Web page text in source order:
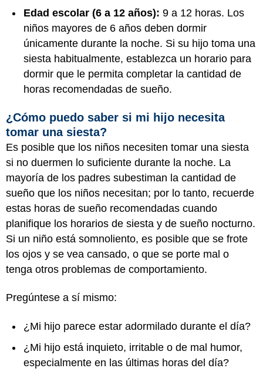
Edad escolar (6 a 12 años): 9 a 12 horas. Los
niños mayores de 6 años deben dormir
únicamente durante la noche. Si su hijo toma una
siesta habitualmente, establezca un horario para
dormir que le permita completar la cantidad de
horas recomendadas de sueño.
¿Cómo puedo saber si mi hijo necesita
tomar una siesta?
Es posible que los niños necesiten tomar una siesta
si no duermen lo suficiente durante la noche. La
mayoría de los padres subestiman la cantidad de
sueño que los niños necesitan; por lo tanto, recuerde
estas horas de sueño recomendadas cuando
planifique los horarios de siesta y de sueño nocturno.
Si un niño está somnoliento, es posible que se frote
los ojos y se vea cansado, o que se porte mal o
tenga otros problemas de comportamiento.
Pregúntese a sí mismo:
¿Mi hijo parece estar adormilado durante el día?
¿Mi hijo está inquieto, irritable o de mal humor,
especialmente en las últimas horas del día?